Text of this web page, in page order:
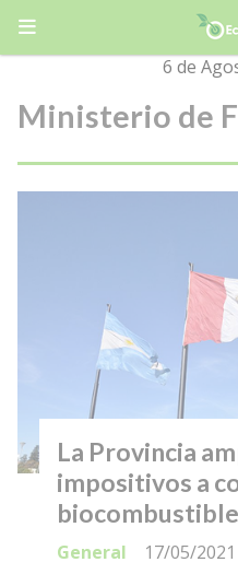
6 de
Ministerio de
La Provincia
impositivos a
biocombustible
General
17/05/2021